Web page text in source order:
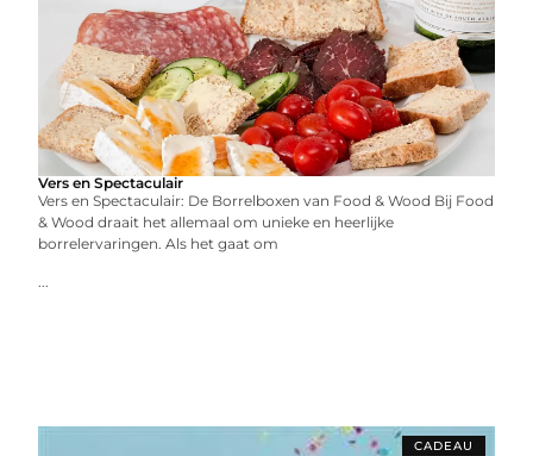
Vers en Spectaculair
Vers en Spectaculair: De Borrelboxen van Food & Wood Bij Food
& Wood draait het allemaal om unieke en heerlijke
borrelervaringen. Als het gaat om
...
CADEAU